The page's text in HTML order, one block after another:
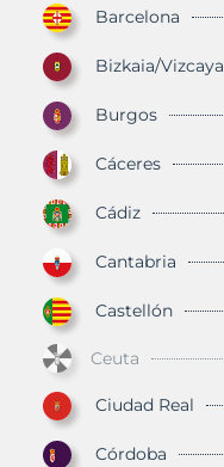
Barcelona
Bizkaia/Vizcaya
Burgos
Cáceres
Cádiz
Cantabria
Castellón
Ceuta
Ciudad Real
Córdoba